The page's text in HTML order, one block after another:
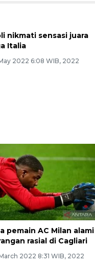
pemain AC Milan alami
rasial di Cagliari
2022 8:31 WIB, 2022
di Dumai
12:14 WIB